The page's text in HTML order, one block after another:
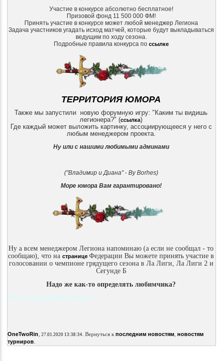
Участие в конкурсе абсолютно бесплатное!
Призовой фонд 11 500 000 ФМ!
Принять участие в конкурсе может любой менеджер Легиона
Задача участников угадать исход матчей, которые будут выкладываться
ведущим по ходу сезона.
Подробные правила конкурса по ссылке
ТЕРРИТОРИЯ ЮМОРА
Также мы запустили новую форумную игру: "Каким ты видишь
легионера?" (ссылка)
Где каждый может выложить картинку, ассоциирующееся у него с
любым менеджером проекта.
Ну или с нашими любимыми админами
("Владимир и Диана" - By Borhes)
Море юмора Вам гарантировано!
Ну а всем менеджером Легиона напоминаю (а если не сообщал - то
сообщаю), что настраницеФедерации Вы можете принять участие в
голосовании о чемпионе грядущего сезона в Ла Лиги, Ла Лиги 2 и
Сегунде Б
Надо же как-то определять любимчика?
P.S.Сегодня котика не будет!
OneTwoRin, 27.01.2020 13:38:34. Вернуться к последним новостям, новостям
турниров.